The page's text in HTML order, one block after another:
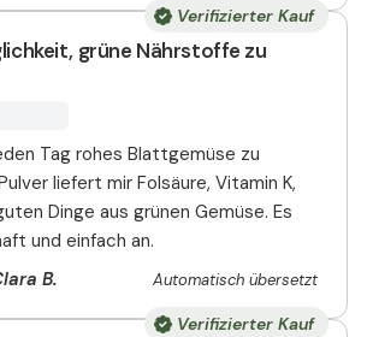
Verifizierter Kauf
grüne Nährstoffe zu
Tag rohes Blattgemüse zu
liefert mir Folsäure, Vitamin K,
Dinge aus grünen Gemüse. Es
und einfach an.
B.
Automatisch übersetzt
Verifizierter Kauf